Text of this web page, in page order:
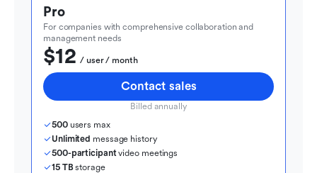
Pro
For companies with comprehensive collaboration and
management needs
$12
  / user / month
Contact sales
Billed annually
500 users max
Unlimited message history
500-participant video meetings
15 TB storage